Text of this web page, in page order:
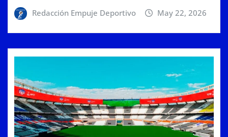
Redacción Empuje Deportivo May 22, 2026